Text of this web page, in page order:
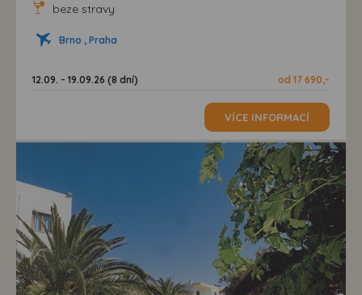
beze stravy
Brno , Praha
12.09. - 19.09.26 (8 dní) od 17 690,-
VÍCE INFORMACÍ